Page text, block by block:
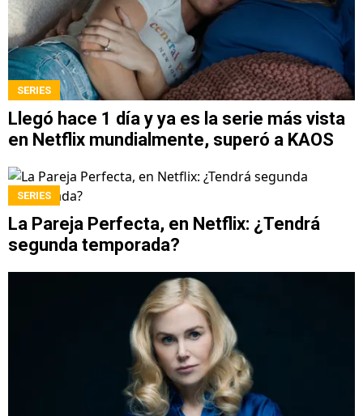
SERIES
Llegó hace 1 día y ya es la serie más vista
en Netflix mundialmente, superó a KAOS
SERIES
La Pareja Perfecta, en Netflix: ¿Tendrá
segunda temporada?